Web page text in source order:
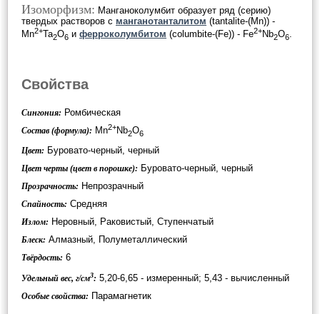
Изоморфизм: Манганоколумбит образует ряд (серию)
твердых растворов с манганотанталитом (tantalite-(Mn)) -
Mn2+Ta2O6 и ферроколумбитом (columbite-(Fe)) - Fe2+Nb2O6.
Свойства
Сингония: Ромбическая
Состав (формула): Mn2+Nb2O6
Цвет: Буровато-черный, черный
Цвет черты (цвет в порошке): Буровато-черный, черный
Прозрачность: Непрозрачный
Спайность: Средняя
Излом: Неровный, Раковистый, Ступенчатый
Блеск: Алмазный, Полуметаллический
Твёрдость: 6
Удельный вес, г/см3: 5,20-6,65 - измеренный; 5,43 - вычисленный
Особые свойства: Парамагнетик